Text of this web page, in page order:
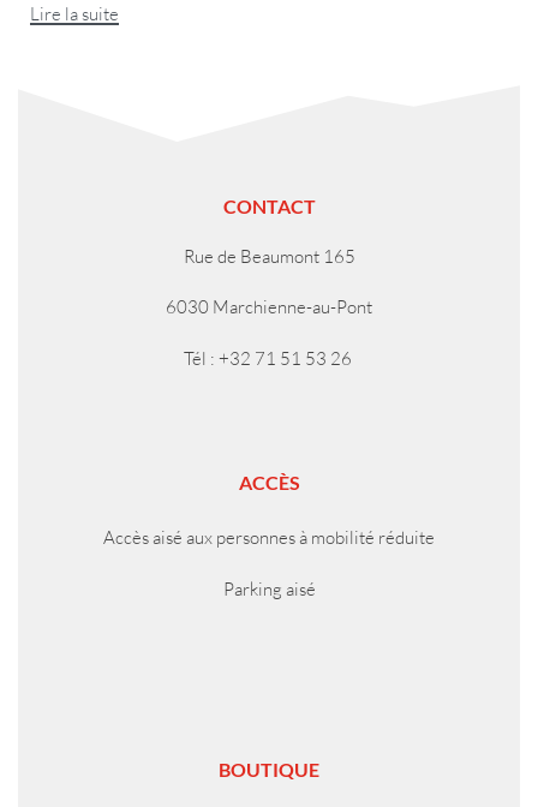
Lire la suite
CONTACT
Rue de Beaumont 165
6030 Marchienne-au-Pont
Tél : +32 71 51 53 26
ACCÈS
Accès aisé aux personnes à mobilité réduite
Parking aisé
BOUTIQUE